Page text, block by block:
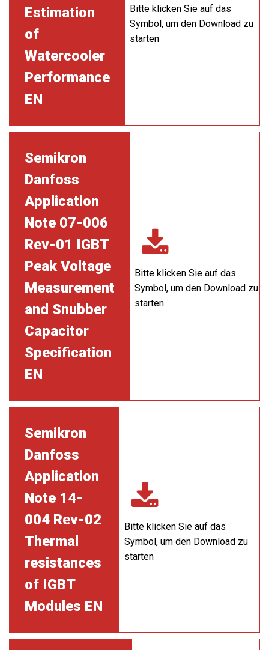
Estimation
of
Watercooler
Performance
EN
Bitte klicken Sie auf das
Symbol, um den Download zu
starten
Semikron
Danfoss
Application
Note 07-006
Rev-01 IGBT
Peak Voltage
Measurement
and Snubber
Capacitor
Specification
EN
Bitte klicken Sie auf das
Symbol, um den Download zu
starten
Semikron
Danfoss
Application
Note 14-
004 Rev-02
Thermal
resistances
of IGBT
Modules EN
Bitte klicken Sie auf das
Symbol, um den Download zu
starten